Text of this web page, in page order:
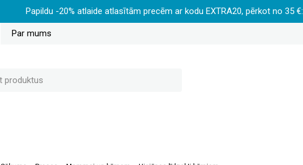
Papildu -20% atlaide atlasītām precēm ar kodu EXTRA20, pērkot no 35 €:
Par mums